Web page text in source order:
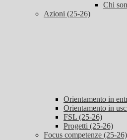
Chi
Azioni (25-26)
Orientamento in
Orientamento in
FSL (25-26)
Progetti (25-26)
Focus competenze (25-26)